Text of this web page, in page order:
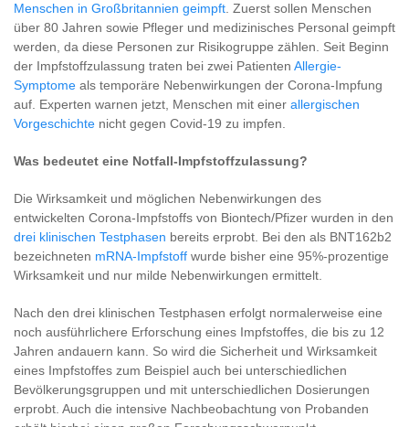
Menschen in Großbritannien geimpft . Zuerst sollen Menschen
über 80 Jahren sowie Pfleger und medizinisches Personal geimpft
werden, da diese Personen zur Risikogruppe zählen. Seit Beginn
der Impfstoffzulassung traten bei zwei Patienten Allergie-
Symptome als temporäre Nebenwirkungen der Corona-Impfung
auf. Experten warnen jetzt, Menschen mit einer allergischen
Vorgeschichte nicht gegen Covid-19 zu impfen.
Was bedeutet eine Notfall-Impfstoffzulassung?
Die Wirksamkeit und möglichen Nebenwirkungen des
entwickelten Corona-Impfstoffs von Biontech/Pfizer wurden in den
drei klinischen Testphasen bereits erprobt. Bei den als BNT162b2
bezeichneten mRNA-Impfstoff wurde bisher eine 95%-prozentige
Wirksamkeit und nur milde Nebenwirkungen ermittelt.
Nach den drei klinischen Testphasen erfolgt normalerweise eine
noch ausführlichere Erforschung eines Impfstoffes, die bis zu 12
Jahren andauern kann. So wird die Sicherheit und Wirksamkeit
eines Impfstoffes zum Beispiel auch bei unterschiedlichen
Bevölkerungsgruppen und mit unterschiedlichen Dosierungen
erprobt. Auch die intensive Nachbeobachtung von Probanden